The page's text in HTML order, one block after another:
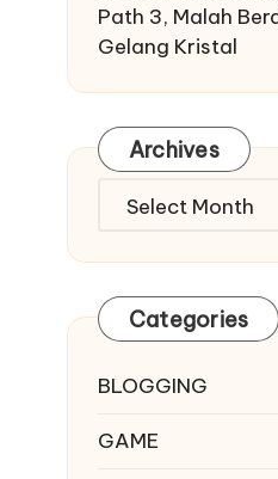
Path 3, Malah
Gelang Kristal
Archives
Archives
Categories
BLOGGING
GAME